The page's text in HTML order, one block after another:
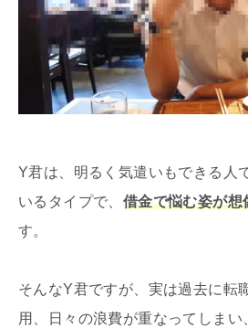
Y君は、明るく気遣いもできる人
いるタイプで、 借金で悩む姿が想
す。
そんなY君ですが、実は過去に転
用、日々の浪費が重なってしまい